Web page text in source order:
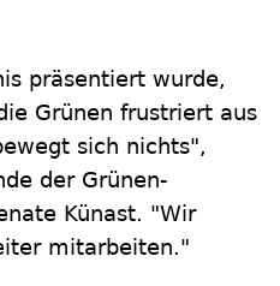
präsentiert wurde,
Grünen frustriert aus
sich nichts",
der Grünen-
Künast. "Wir
mitarbeiten."